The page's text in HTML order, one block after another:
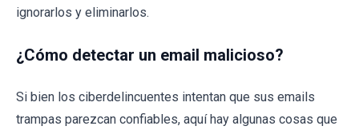
ignorarlos y eliminarlos.
¿Cómo detectar un email malicioso?
Si bien los ciberdelincuentes intentan que sus emails
trampas parezcan confiables, aquí hay algunas cosas que